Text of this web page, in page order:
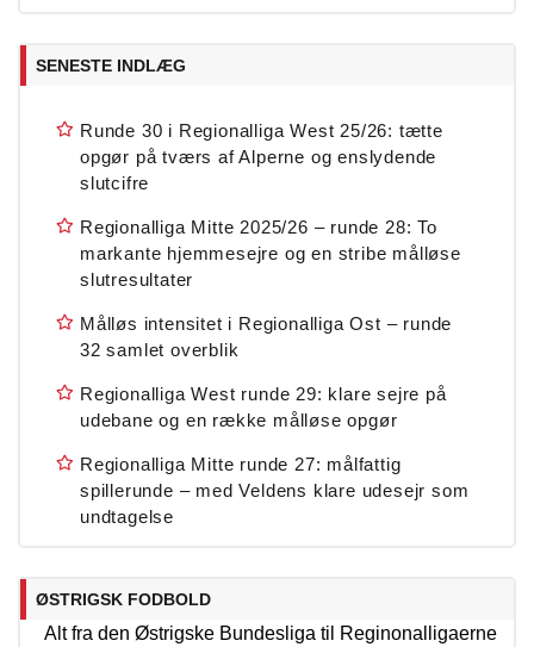
SENESTE INDLÆG
Runde 30 i Regionalliga West 25/26: tætte
opgør på tværs af Alperne og enslydende
slutcifre
Regionalliga Mitte 2025/26 – runde 28: To
markante hjemmesejre og en stribe målløse
slutresultater
Målløs intensitet i Regionalliga Ost – runde
32 samlet overblik
Regionalliga West runde 29: klare sejre på
udebane og en række målløse opgør
Regionalliga Mitte runde 27: målfattig
spillerunde – med Veldens klare udesejr som
undtagelse
ØSTRIGSK FODBOLD
Alt fra den Østrigske Bundesliga til Reginonalligaerne